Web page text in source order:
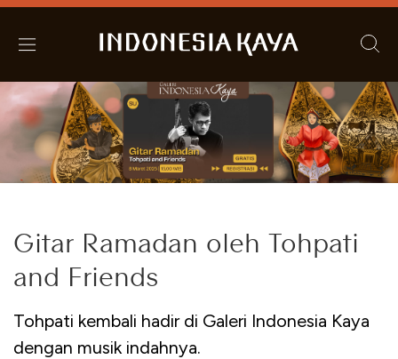
Gitar Ramadan oleh Tohpati
and Friends
Tohpati kembali hadir di Galeri Indonesia Kaya
dengan musik indahnya.